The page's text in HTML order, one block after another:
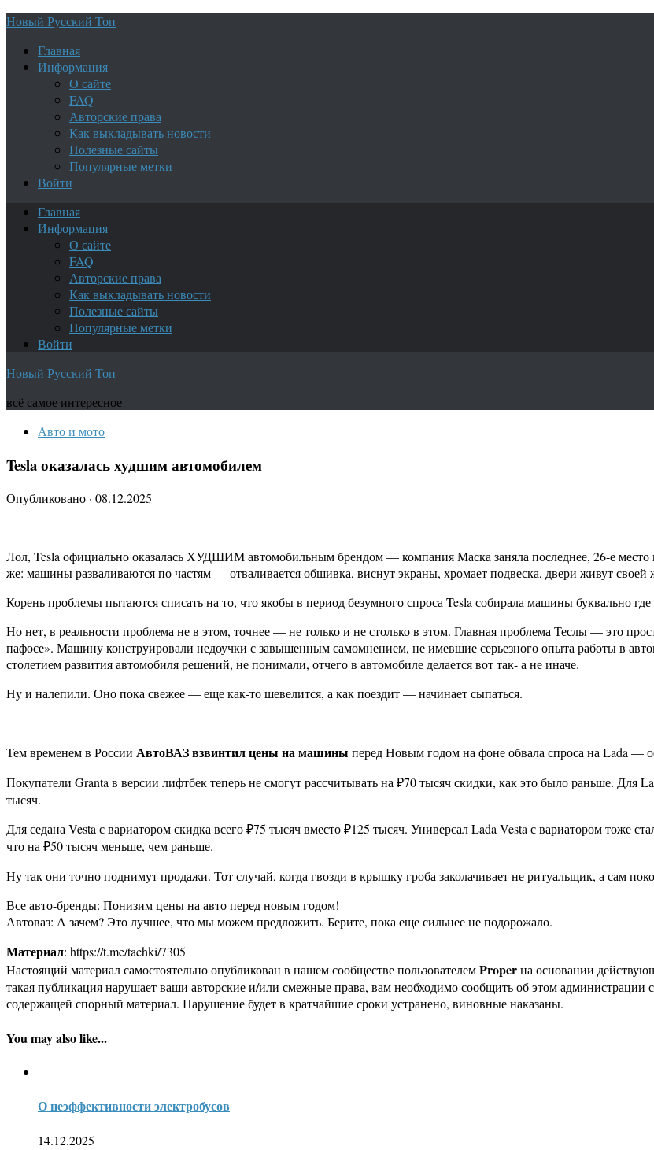
Новый Русский Топ
Главная
Информация
О сайте
FAQ
Авторские права
Как выкладывать новости
Полезные сайты
Популярные метки
Войти
Главная
Информация
О сайте
FAQ
Авторские права
Как выкладывать новости
Полезные сайты
Популярные метки
Войти
Новый Русский Топ
всё самое интересное
Авто и мото
Tesla оказалась худшим автомобилем
Опубликовано · 08.12.2025
Лол, Tesla официально оказалась ХУДШИМ автомобильным брендом — компания Маска заняла последнее, 26-е
же: машины разваливаются по частям — отваливается обшивка, виснут экраны, хромает подвеска, двери живут своей
Корень проблемы пытаются списать на то, что якобы в период безумного спроса Tesla собирала машины буквально
Но нет, в реальности проблема не в этом, точнее — не только и не столько в этом. Главная проблема Теслы — это
пафосе». Машину конструировали недоучки с завышенным самомнением, не имевшие серьезного опыта работы в
столетием развития автомобиля решений, не понимали, отчего в автомобиле делается вот так- а не иначе.
Ну и налепили. Оно пока свежее — еще как-то шевелится, а как поездит — начинает сыпаться.
Тем временем в России АвтоВАЗ взвинтил цены на машины перед Новым годом на фоне обвала спроса на Lada —
Покупатели Granta в версии лифтбек теперь не смогут рассчитывать на ₽70 тысяч скидки, как это было раньше.
тысяч.
Для седана Vesta с вариатором скидка всего ₽75 тысяч вместо ₽125 тысяч. Универсал Lada Vesta с вариатором
что на ₽50 тысяч меньше, чем раньше.
Ну так они точно поднимут продажи. Тот случай, когда гвозди в крышку гроба заколачивает не ритуальщик, а сам
Все авто-бренды: Понизим цены на авто перед новым годом!
Автоваз: А зачем? Это лучшее, что мы можем предложить. Берите, пока еще сильнее не подорожало.
Материал: https://t.me/tachki/7305
Настоящий материал самостоятельно опубликован в нашем сообществе пользователемProperна основании
такая публикация нарушает ваши авторские и/или смежные права, вам необходимо сообщить об этом администрации
содержащей спорный материал. Нарушение будет в кратчайшие сроки устранено, виновные наказаны.
You may also like...
О неэффективности электробусов
14.12.2025